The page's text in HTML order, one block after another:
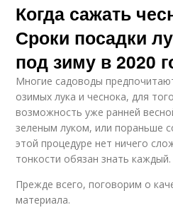
Когда сажать
Сроки посадки
под зиму в 2020
Многие садоводы
озимых лука и чеснока, для
возможность уже ранней
зеленым луком, или пораньше
этой процедуре нет ничего
тонкости обязан знать каждый.
Прежде всего, поговорим о
материала.